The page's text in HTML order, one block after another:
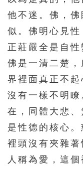
156 157
166 167
171 172
176 177
181 182
186 187
196 197
他不迷。佛，
似。佛明心見
正莊嚴全是自性
佛是一清二楚
界裡面真正不起
沒有一樣不明
在，同體大悲
是性德的核心
裡頭沒有夾雜
人稱為愛，這